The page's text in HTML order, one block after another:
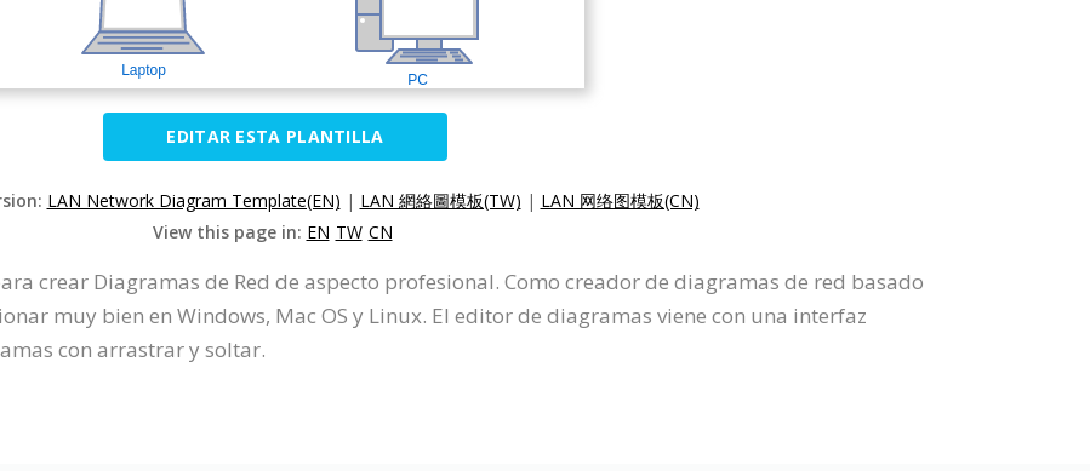
EDITAR ESTA PLANTILLA
LAN Network Diagram Template(EN) | LAN 網絡圖模板(TW) | LAN 网络图模板(CN)
View this page in: EN TW CN
crear Diagramas de Red de aspecto profesional. Como creador de diagramas de red basado
muy bien en Windows, Mac OS y Linux. El editor de diagramas viene con una interfaz
con arrastrar y soltar.